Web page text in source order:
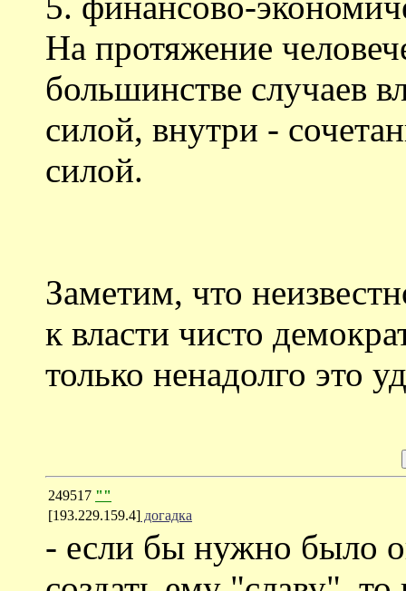
На протяжение
большинстве случаев
силой, внутри -
силой.
Заметим, что
к власти чисто
только ненадолго это
249517 ""
[193.229.159.4] догадка
- если бы нужно было